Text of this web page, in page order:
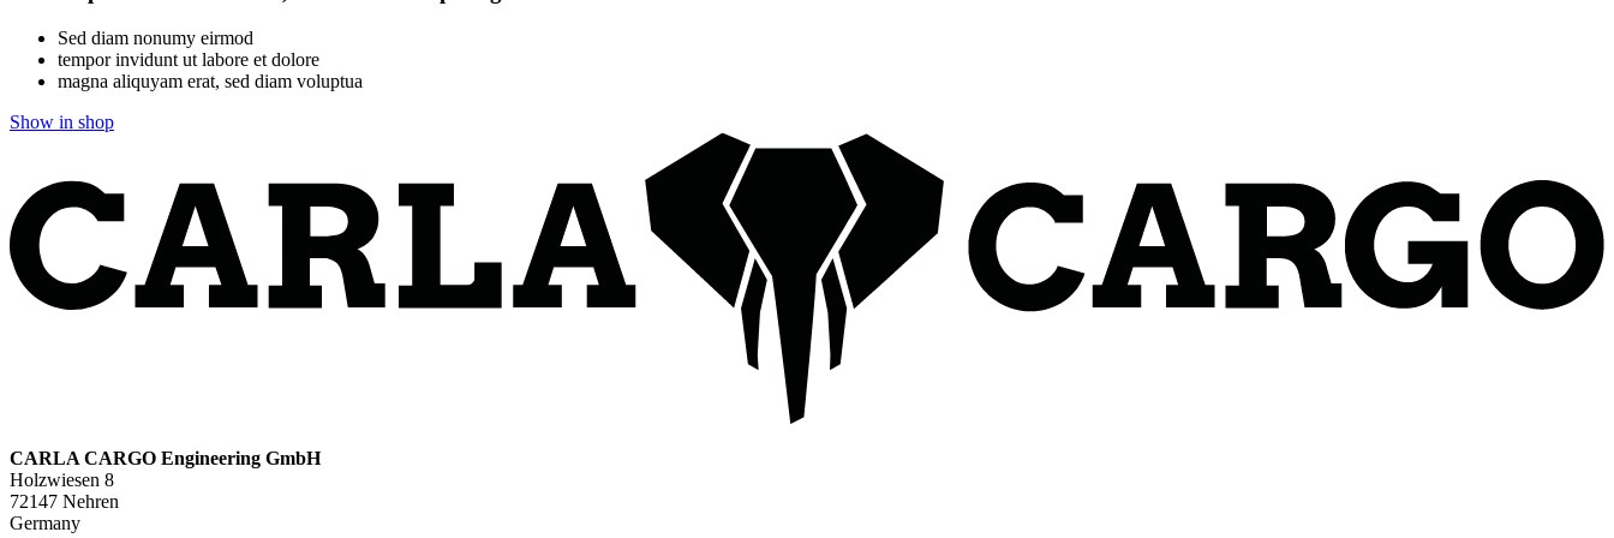
Sed diam nonumy eirmod
tempor invidunt ut labore et dolore
magna aliquyam erat, sed diam voluptua
Show in shop
CARLA CARGO Engineering GmbH
Holzwiesen 8
72147 Nehren
Germany